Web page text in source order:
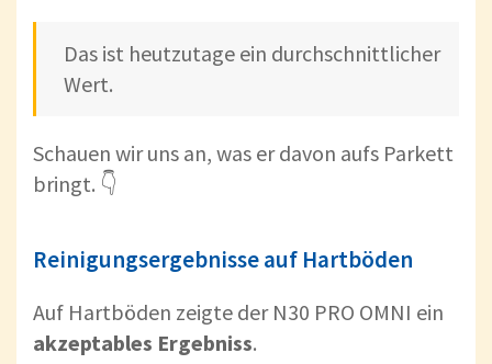
Das ist heutzutage ein durchschnittlicher
Wert.
Schauen wir uns an, was er davon aufs Parkett
bringt. 👇
Reinigungsergebnisse auf Hartböden
Auf Hartböden zeigte der N30 PRO OMNI ein
akzeptables Ergebniss.